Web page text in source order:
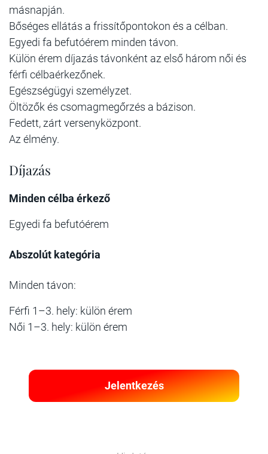
másnapján.
Bőséges ellátás a frissítőpontokon és a célban.
Egyedi fa befutóérem minden távon.
Külön érem díjazás távonként az első három női és
férfi célbaérkezőnek.
Egészségügyi személyzet.
Öltözők és csomagmegőrzés a bázison.
Fedett, zárt versenyközpont.
Az élmény.
Díjazás
Minden célba érkező
Egyedi fa befutóérem
Abszolút kategória
Minden távon:
Férfi 1–3. hely: külön érem
Női 1–3. hely: külön érem
Jelentkezés